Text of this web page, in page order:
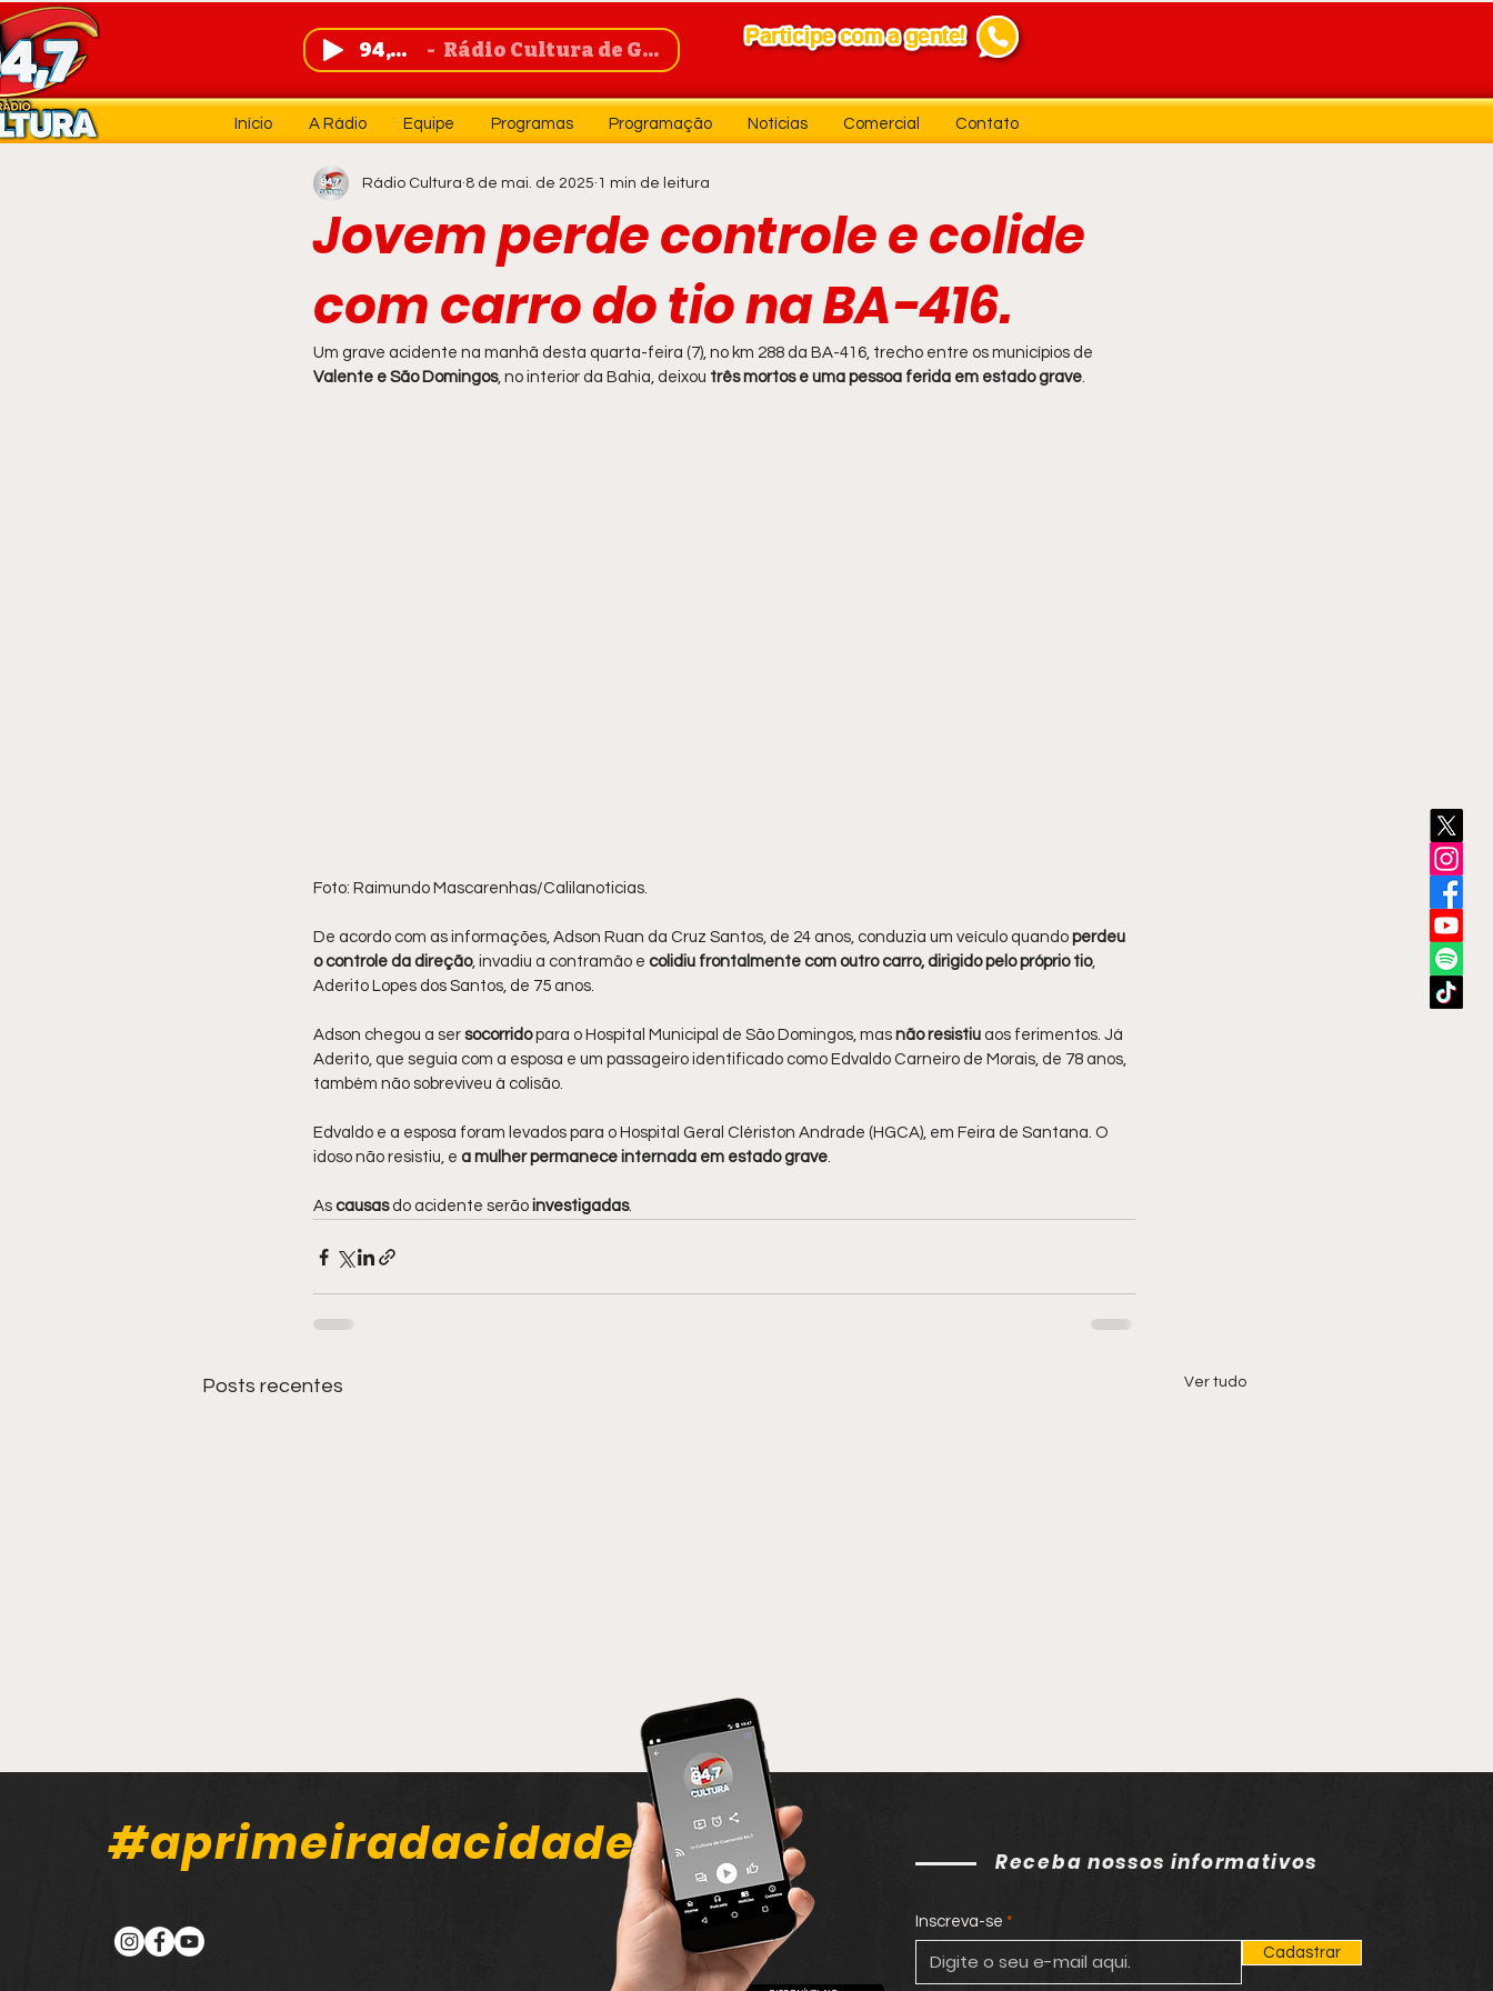
94,7 FM Rádio Cultura de Guanambi
Início A Rádio Equipe Programas Programação Notícias Comercial Contato
Jovem perde controle e colide
com carro do tio na BA-416.
Rádio Cultura 8 de mai. de 2025 1 min de leitura
Um grave acidente na manhã desta quarta-feira (7), no km 288 da BA-416, trecho entre os municípios de
Valente e São Domingos, no interior da Bahia, deixou três mortos e uma pessoa ferida em estado grave.
Foto: Raimundo Mascarenhas/Calilanoticias.
De acordo com as informações, Adson Ruan da Cruz Santos, de 24 anos, conduzia um veículo quando perdeu
o controle da direção, invadiu a contramão e colidiu frontalmente com outro carro, dirigido pelo próprio tio,
Aderito Lopes dos Santos, de 75 anos.
Adson chegou a ser socorrido para o Hospital Municipal de São Domingos, mas não resistiu aos ferimentos. Já
Aderito, que seguia com a esposa e um passageiro identificado como Edvaldo Carneiro de Morais, de 78 anos,
também não sobreviveu à colisão.
Edvaldo e a esposa foram levados para o Hospital Geral Clériston Andrade (HGCA), em Feira de Santana. O
idoso não resistiu, e a mulher permanece internada em estado grave.
As causas do acidente serão investigadas.
Posts recentes Ver tudo
Homem passa por
Foragido da Justiça por
#aprimeiradacidade Receba nossos informativos
Inscreva-se
Cadastrar